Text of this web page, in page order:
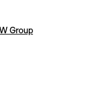
Group